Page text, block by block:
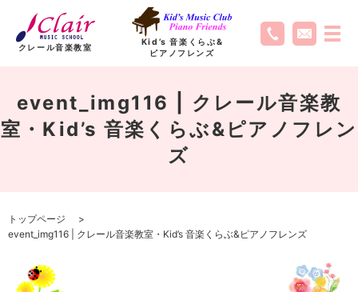
クレール音楽教室
Kid’s 音楽くらぶ&
ピアノフレンズ
event_img116 | クレール音楽教
室・Kid’s 音楽くらぶ&ピアノフレン
ズ
トップページ
event_img116 | クレール音楽教室・Kid’s 音楽くらぶ&ピアノフレンズ